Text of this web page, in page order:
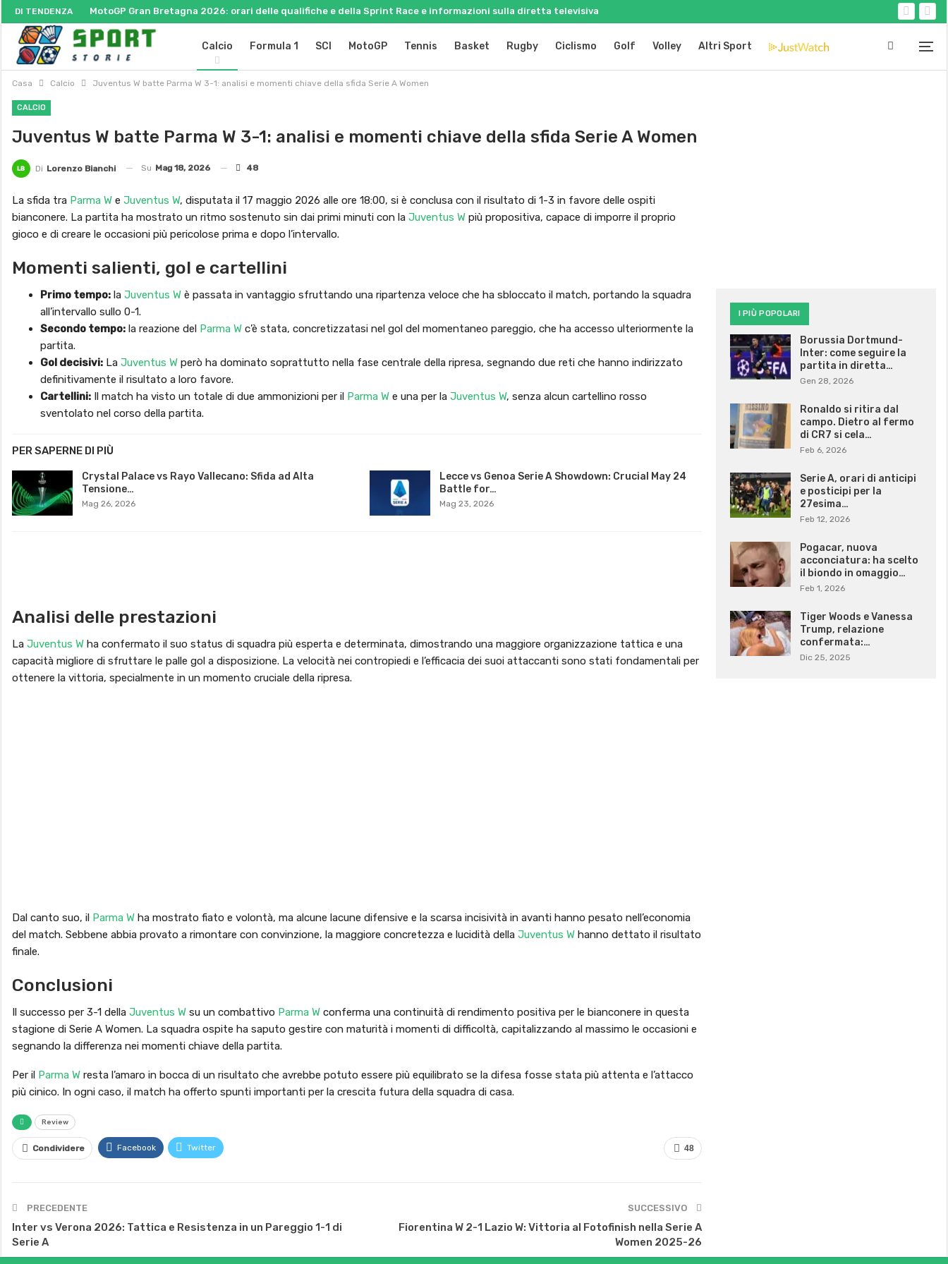
DI TENDENZA MotoGP Gran Bretagna 2026: orari delle qualifiche e della Sprint Race e informazioni sulla diretta televisiva
Calcio Formula 1 SCI MotoGP Tennis Basket Rugby Ciclismo Golf Volley Altri Sport
Casa Calcio Juventus W batte Parma W 3-1: analisi e momenti chiave della sfida Serie A Women
CALCIO
Juventus W batte Parma W 3-1: analisi e momenti chiave della sfida Serie A Women
Di Lorenzo Bianchi Su Mag 18, 2026 48
La sfida tra Parma W e Juventus W, disputata il 17 maggio 2026 alle ore 18:00, si è conclusa con il risultato di 1-3 in favore delle ospiti
bianconere. La partita ha mostrato un ritmo sostenuto sin dai primi minuti con la Juventus W più propositiva, capace di imporre il proprio
gioco e di creare le occasioni più pericolose prima e dopo l’intervallo.
Momenti salienti, gol e cartellini
Primo tempo: la Juventus W è passata in vantaggio sfruttando una ripartenza veloce che ha sbloccato il match, portando la squadra
all’intervallo sullo 0-1.
Secondo tempo: la reazione del Parma W c’è stata, concretizzatasi nel gol del momentaneo pareggio, che ha accesso ulteriormente la
partita.
Gol decisivi: La Juventus W però ha dominato soprattutto nella fase centrale della ripresa, segnando due reti che hanno indirizzato
definitivamente il risultato a loro favore.
Cartellini: Il match ha visto un totale di due ammonizioni per il Parma W e una per la Juventus W, senza alcun cartellino rosso
sventolato nel corso della partita.
PER SAPERNE DI PIÙ
Crystal Palace vs Rayo Vallecano: Sfida ad Alta
Tensione…
Mag 26, 2026
Lecce vs Genoa Serie A Showdown: Crucial May 24
Battle for…
Mag 23, 2026
Analisi delle prestazioni
La Juventus W ha confermato il suo status di squadra più esperta e determinata, dimostrando una maggiore organizzazione tattica e una
capacità migliore di sfruttare le palle gol a disposizione. La velocità nei contropiedi e l’efficacia dei suoi attaccanti sono stati fondamentali per
ottenere la vittoria, specialmente in un momento cruciale della ripresa.
Dal canto suo, il Parma W ha mostrato fiato e volontà, ma alcune lacune difensive e la scarsa incisività in avanti hanno pesato nell’economia
del match. Sebbene abbia provato a rimontare con convinzione, la maggiore concretezza e lucidità della Juventus W hanno dettato il risultato
finale.
Conclusioni
Il successo per 3-1 della Juventus W su un combattivo Parma W conferma una continuità di rendimento positiva per le bianconere in questa
stagione di Serie A Women. La squadra ospite ha saputo gestire con maturità i momenti di difficoltà, capitalizzando al massimo le occasioni e
segnando la differenza nei momenti chiave della partita.
Per il Parma W resta l’amaro in bocca di un risultato che avrebbe potuto essere più equilibrato se la difesa fosse stata più attenta e l’attacco
più cinico. In ogni caso, il match ha offerto spunti importanti per la crescita futura della squadra di casa.
Review
48
Condividere Facebook Twitter
PRECEDENTE
Inter vs Verona 2026: Tattica e Resistenza in un Pareggio 1-1 di
Serie A
SUCCESSIVO
Fiorentina W 2-1 Lazio W: Vittoria al Fotofinish nella Serie A
Women 2025-26
I PIÙ POPOLARI
Borussia Dortmund-
Inter: come seguire la
partita in diretta…
Gen 28, 2026
Ronaldo si ritira dal
campo. Dietro al fermo
di CR7 si cela…
Feb 6, 2026
Serie A, orari di anticipi
e posticipi per la
27esima…
Feb 12, 2026
Pogacar, nuova
acconciatura: ha scelto
il biondo in omaggio…
Feb 1, 2026
Tiger Woods e Vanessa
Trump, relazione
confermata:…
Dic 25, 2025